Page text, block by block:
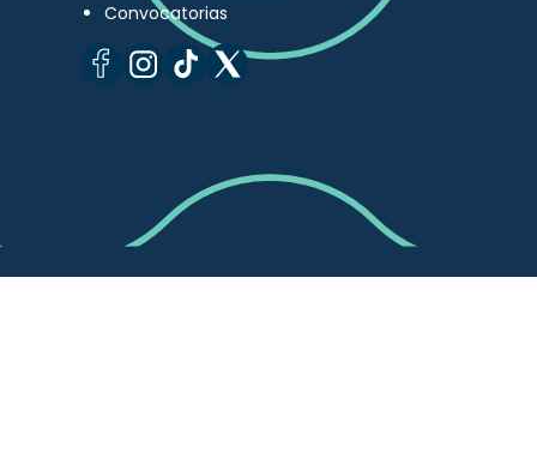
Convocatorias